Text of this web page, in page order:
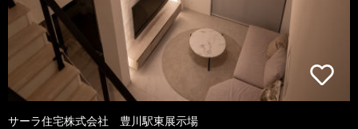
サーラ住宅株式会社 豊川駅東展示場